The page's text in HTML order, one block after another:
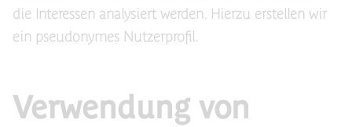
die Interessen analysiert werden. Hierzu erstellen wir
ein pseudonymes Nutzerprofil.
Verwendung von